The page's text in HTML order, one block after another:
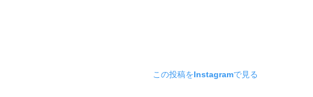
この投稿をInstagramで見る